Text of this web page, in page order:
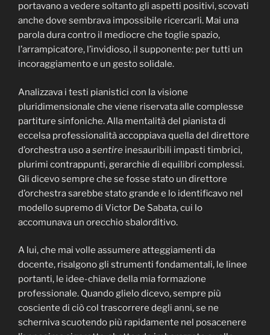
portavano a vedere soltanto gli aspetti positivi, scovati
anche dove sembrava impossibile ricercarli. Mai una
parola dura contro il mediocre che toglie spazio,
l’arrampicatore, l’invidioso, il supponente: per tutti un
incoraggiamento e un gesto solidale.
Analizzava i testi pianistici con la visione
pluridimensionale che viene riservata alle complesse
partiture sinfoniche. Alla mentalità del pianista di
eccelsa professionalità accoppiava quella del direttore
d’orchestra uso asentire inesauribili impasti timbrici,
plurimi contrappunti, gerarchie di equilibri complessi.
Gli dicevo sempre che se fosse stato un direttore
d’orchestra sarebbe stato grande e lo identificavo nel
modello supremo di Victor De Sabata, cui lo
accomunava un orecchio sbalorditivo.
A lui, che mai volle assumere atteggiamenti da
docente, risalgono gli strumenti fondamentali, le linee
portanti, le idee-chiave della mia formazione
professionale. Quando glielo dicevo, sempre più
cosciente di ciò col trascorrere degli anni, se ne
scherniva scuotendo più rapidamente nel posacenere